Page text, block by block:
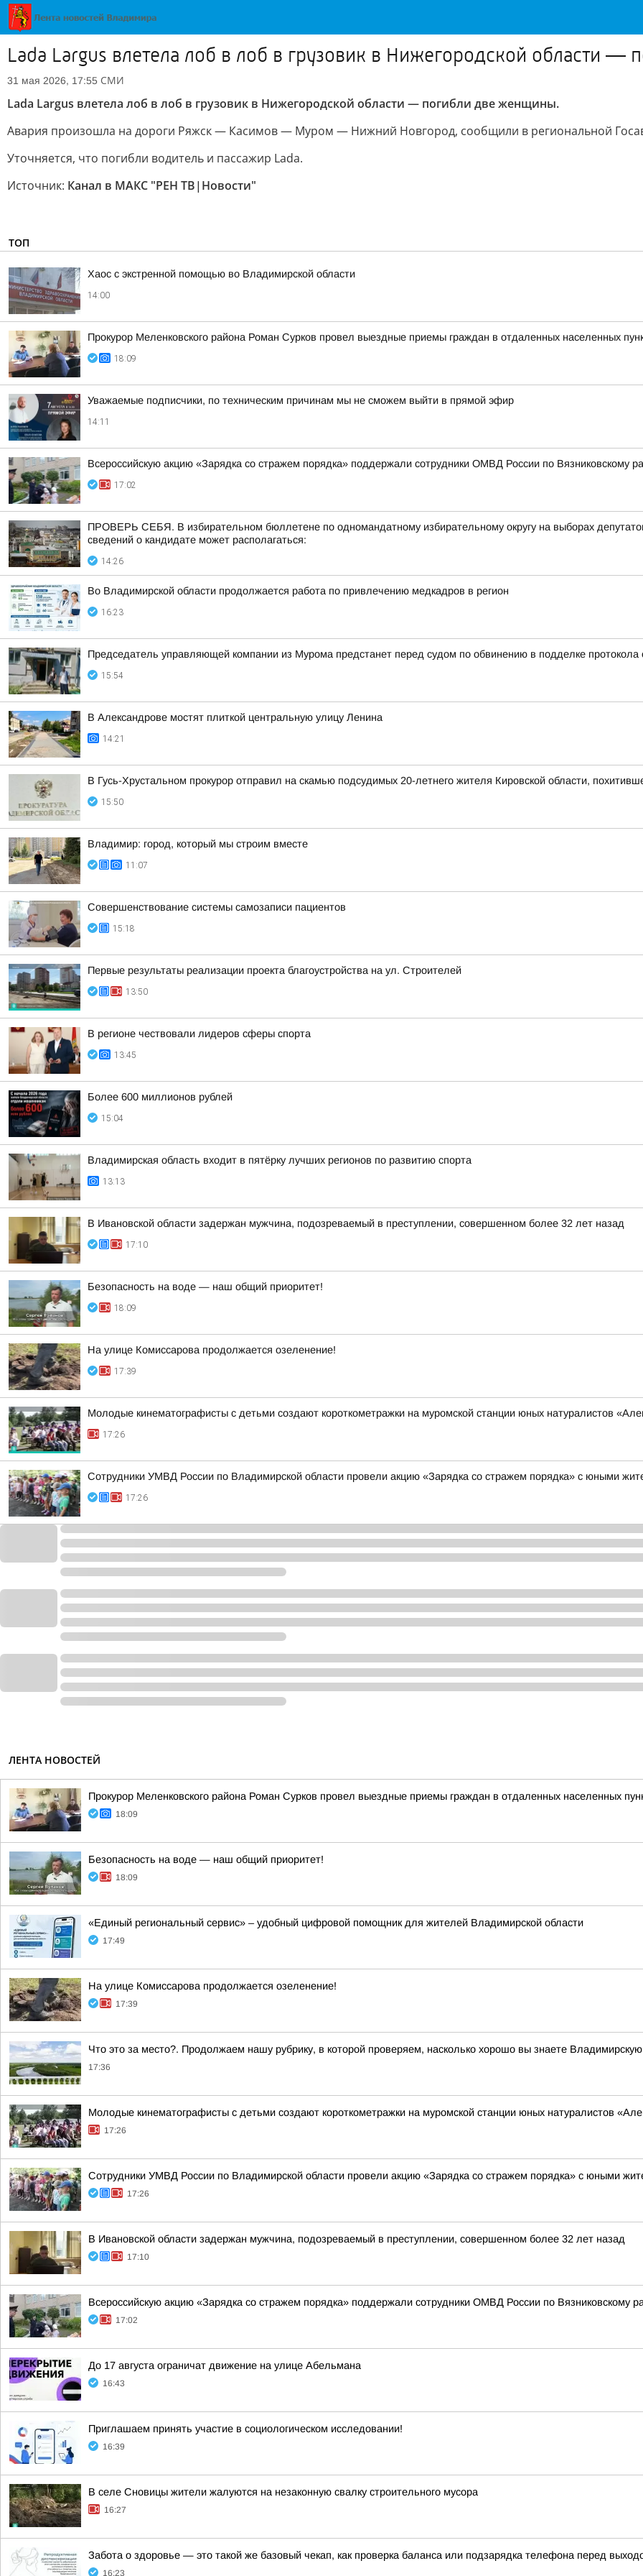
Lada Largus влетела лоб в лоб в грузовик в Нижегородской области
31 мая 2026, 17:55 СМИ
Lada Largus влетела лоб в лоб в грузовик в Нижегородской области — погибли две женщины.
Авария произошла на дороги Ряжск — Касимов — Муром — Нижний Новгород, сообщили в региональной
Уточняется, что погибли водитель и пассажир Ladа.
Источник: Канал в МАКС "РЕН ТВ|Новости"
ТОП
Хаос с экстренной помощью во Владимирской области
14:00
Прокурор Меленковского района Роман Сурков провел выездные приемы граждан в отдаленных населенных
18:09
Уважаемые подписчики, по техническим причинам мы не сможем выйти в прямой эфир
14:11
Всероссийскую акцию «Зарядка со стражем порядка» поддержали сотрудники ОМВД России по Вязниковскому
17:02
ПРОВЕРЬ СЕБЯ. В избирательном бюллетене по одномандатному избирательному округу на выборах
сведений о кандидате может располагаться:
14:26
Во Владимирской области продолжается работа по привлечению медкадров в регион
16:23
Председатель управляющей компании из Мурома предстанет перед судом по обвинению в подделке
15:54
В Александрове мостят плиткой центральную улицу Ленина
14:21
В Гусь-Хрустальном прокурор отправил на скамью подсудимых 20-летнего жителя Кировской области,
15:50
Владимир: город, который мы строим вместе
11:07
Совершенствование системы самозаписи пациентов
15:18
Первые результаты реализации проекта благоустройства на ул. Строителей
13:50
В регионе чествовали лидеров сферы спорта
13:45
Более 600 миллионов рублей
15:04
Владимирская область входит в пятёрку лучших регионов по развитию спорта
13:13
В Ивановской области задержан мужчина, подозреваемый в преступлении, совершенном более 32 лет назад
17:10
Безопасность на воде — наш общий приоритет!
18:09
На улице Комиссарова продолжается озеленение!
17:39
Молодые кинематографисты с детьми создают короткометражки на муромской станции юных натуралистов
17:26
Сотрудники УМВД России по Владимирской области провели акцию «Зарядка со стражем порядка» с юными
17:26
ЛЕНТА НОВОСТЕЙ
Прокурор Меленковского района Роман Сурков провел выездные приемы граждан в отдаленных населенных
18:09
Безопасность на воде — наш общий приоритет!
18:09
«Единый региональный сервис» – удобный цифровой помощник для жителей Владимирской области
17:49
На улице Комиссарова продолжается озеленение!
17:39
Что это за место?. Продолжаем нашу рубрику, в которой проверяем, насколько хорошо вы знаете
17:36
Молодые кинематографисты с детьми создают короткометражки на муромской станции юных натуралистов
17:26
Сотрудники УМВД России по Владимирской области провели акцию «Зарядка со стражем порядка» с юными
17:26
В Ивановской области задержан мужчина, подозреваемый в преступлении, совершенном более 32 лет назад
17:10
Всероссийскую акцию «Зарядка со стражем порядка» поддержали сотрудники ОМВД России по Вязниковскому
17:02
До 17 августа ограничат движение на улице Абельмана
16:43
Приглашаем принять участие в социологическом исследовании!
16:39
В селе Сновицы жители жалуются на незаконную свалку строительного мусора
16:27
Забота о здоровье — это такой же базовый чекап, как проверка баланса или подзарядка телефона перед
16:23